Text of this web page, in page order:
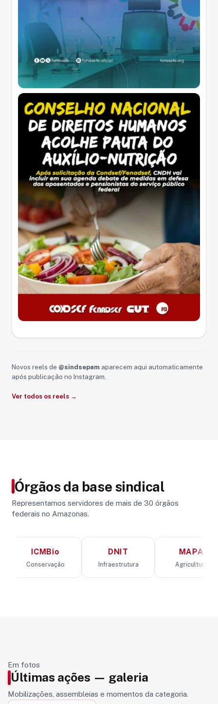
Novos reels de @sindsepam aparecem aqui automaticamente
após publicação no Instagram.
Ver todos os reels →
Órgãos da base sindical
Representamos servidores de mais de 30 órgãos
federais no Amazonas.
ICMBio
Infraestrutura Agricultura
Em fotos
Últimas ações — galeria
Mobilizações, assembleias e momentos da categoria.